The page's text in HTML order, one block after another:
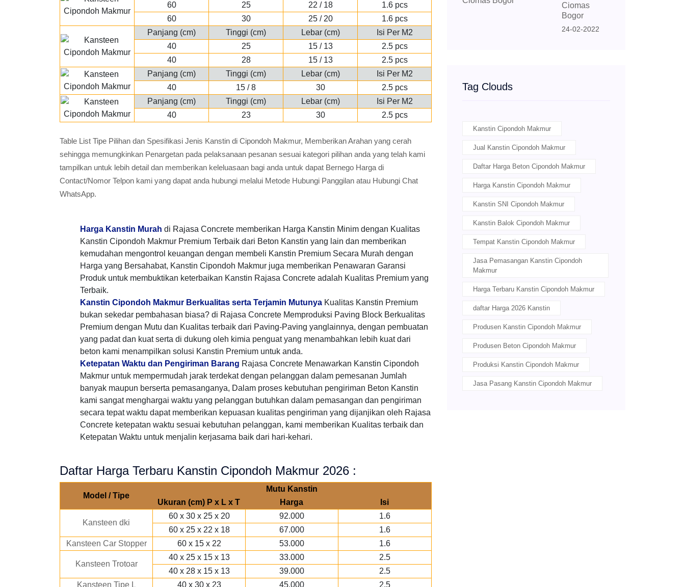
60
25 22 / 18
1.6 pcs
60
30 25 / 20
1.6 pcs
Panjang (cm)
Tinggi (cm) Lebar (cm)
Isi Per M2
40
25 15 / 13
2.5 pcs
40
28 15 / 13
2.5 pcs
Panjang (cm)
Tinggi (cm) Lebar (cm)
Isi Per M2
40
15 / 8 30
2.5 pcs
Panjang (cm)
Tinggi (cm) Lebar (cm)
Isi Per M2
40
23 30 2.5 pcs
Table List Tipe Pilihan dan Spesifikasi Jenis Kanstin di Cipondoh Makmur, Memberikan Arahan yang cerah
sehingga memungkinkan Penargetan pada pelaksanaan pesanan sesuai kategori pilihan anda yang telah kami
tampilkan untuk lebih detail dan memberikan keleluasaan bagi anda untuk dapat Bernego Harga di
Contact/Nomor Telpon kami yang dapat anda hubungi melalui Metode Hubungi Panggilan atau Hubungi Chat
WhatsApp.
Harga Kanstin Murah di Rajasa Concrete memberikan Harga Kanstin Minim dengan Kualitas
Kanstin Cipondoh Makmur Premium Terbaik dari Beton Kanstin yang lain dan memberikan
kemudahan mengontrol keuangan dengan membeli Kanstin Premium Secara Murah dengan
Harga yang Bersahabat, Kanstin Cipondoh Makmur juga memberikan Penawaran Garansi
Produk untuk membuktikan keterbaikan Kanstin Rajasa Concrete adalah Kualitas Premium yang
Terbaik.
Kanstin Cipondoh Makmur Berkualitas serta Terjamin Mutunya Kualitas Kanstin Premium
bukan sekedar pembahasan biasa? di Rajasa Concrete Memproduksi Paving Block Berkualitas
Premium dengan Mutu dan Kualitas terbaik dari Paving-Paving yanglainnya, dengan pembuatan
yang padat dan kuat serta di dukung oleh kimia penguat yang menambahkan lebih kuat dari
beton kami menampilkan solusi Kanstin Premium untuk anda.
Ketepatan Waktu dan Pengiriman Barang Rajasa Concrete Menawarkan Kanstin Cipondoh
Makmur untuk mempermudah jarak terdekat dengan pelanggan dalam pemesanan Jumlah
banyak maupun berserta pemasanganya, Dalam proses kebutuhan pengiriman Beton Kanstin
kami sangat menghargai waktu yang pelanggan butuhkan dalam pemasangan dan pengiriman
secara tepat waktu dapat memberikan kepuasan kualitas pengiriman yang dijanjikan oleh Rajasa
Concrete ketepatan waktu sesuai kebutuhan pelanggan, kami memberikan Kualitas terbaik dan
Ketepatan Waktu untuk menjalin kerjasama baik dari hari-kehari.
Daftar Harga Terbaru Kanstin Cipondoh Makmur 2026 :
Model / Tipe
Mutu Kanstin
Ukuran (cm) P x L x T
Harga Isi
Kansteen dki
60 x 30 x 25 x 20 92.000
1.6
60 x 25 x 22 x 18
67.000
1.6
Kansteen Car Stopper
60 x 15 x 22 53.000 1.6
Kansteen Trotoar
40 x 25 x 15 x 13 33.000
2.5
40 x 28 x 15 x 13
39.000
2.5
Kansteen Tipe L
40 x 30 x 23 45.000 2.5
Ciomas
Bogor
24-02-2022
Tag Clouds
Kanstin Cipondoh Makmur
Jual Kanstin Cipondoh Makmur
Daftar Harga Beton Cipondoh Makmur
Harga Kanstin Cipondoh Makmur
Kanstin SNI Cipondoh Makmur
Kanstin Balok Cipondoh Makmur
Tempat Kanstin Cipondoh Makmur
Jasa Pemasangan Kanstin Cipondoh
Makmur
Harga Terbaru Kanstin Cipondoh Makmur
daftar Harga 2026 Kanstin
Produsen Kanstin Cipondoh Makmur
Produsen Beton Cipondoh Makmur
Produksi Kanstin Cipondoh Makmur
Jasa Pasang Kanstin Cipondoh Makmur